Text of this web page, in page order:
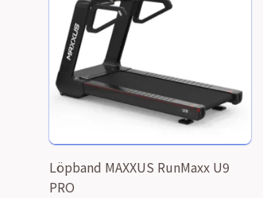
Löpband MAXXUS RunMaxx U9
PRO